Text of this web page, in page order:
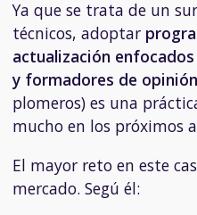
Ya que se trata de un
técnicos, adoptar
actualización
y formadores de opinión
plomeros) es una
mucho en los próximos
El mayor reto en este
mercado. Segú él: